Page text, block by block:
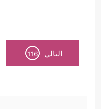
التالي 116